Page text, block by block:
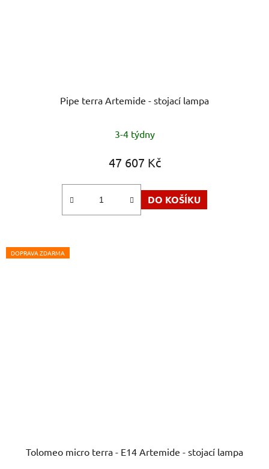
Pipe terra Artemide - stojací lampa
3-4 týdny
47 607 Kč
DO KOŠÍKU
DOPRAVA ZDARMA
Tolomeo micro terra - E14 Artemide - stojací lampa